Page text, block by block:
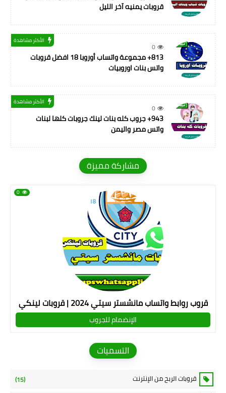
قروبات يمنيه آخر الليل
0
الأكثر مشاهدة
813+ مجموعة واتساب أوروبا 18 افضل قروبات
واتس بنات اوروبيات
0
الأكثر مشاهدة
943+ جروب كله بنات لينك جروبات كلها لبنات
واتس مصر واليمن
مشاركة مميزة
قروب روابط واتساب مانشستر سيتي 2024 | قروبات لينكي
0
الإنضمام للجروب
التسميات
قروبات الربح من الإنترنت (15)